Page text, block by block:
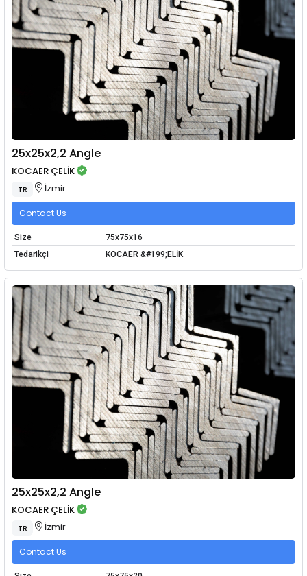
25x25x2,2 Angle
KOCAER ÇELİK
TR İzmir
Contact Us
Size
75x75x16
Tedarikçi
KOCAER &#199;ELİK
25x25x2,2 Angle
KOCAER ÇELİK
TR İzmir
Contact Us